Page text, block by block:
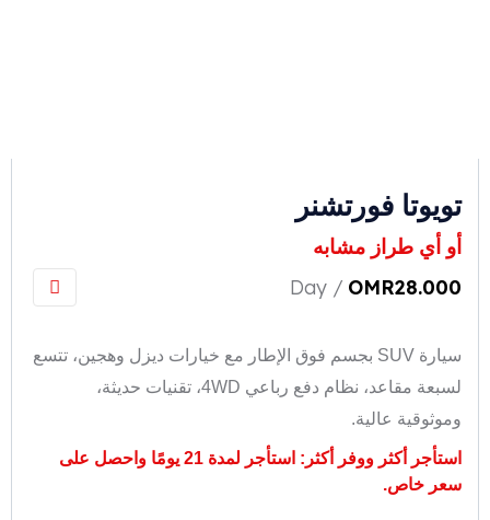
تويوتا فورتشنر
أو أي طراز مشابه
OMR28.000
/ Day
سيارة SUV بجسم فوق الإطار مع خيارات ديزل وهجين، تتسع
لسبعة مقاعد، نظام دفع رباعي 4WD، تقنيات حديثة،
وموثوقية عالية.
استأجر أكثر ووفر أكثر: استأجر لمدة 21 يومًا واحصل على
سعر خاص.